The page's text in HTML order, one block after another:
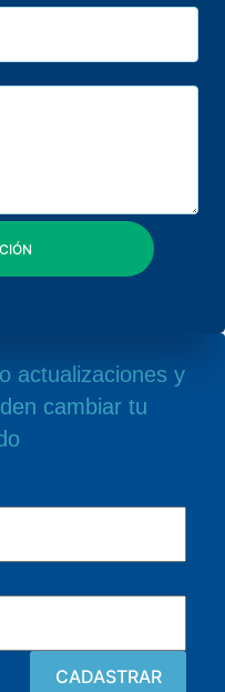
actualizaciones y
cambiar tu